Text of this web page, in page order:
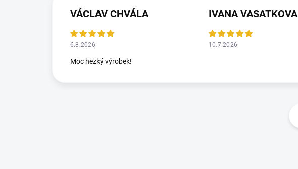
VÁCLAV CHVÁLA
6.8.2026
Moc hezký výrobek!
IVANA VASATKOVA
10.7.2026